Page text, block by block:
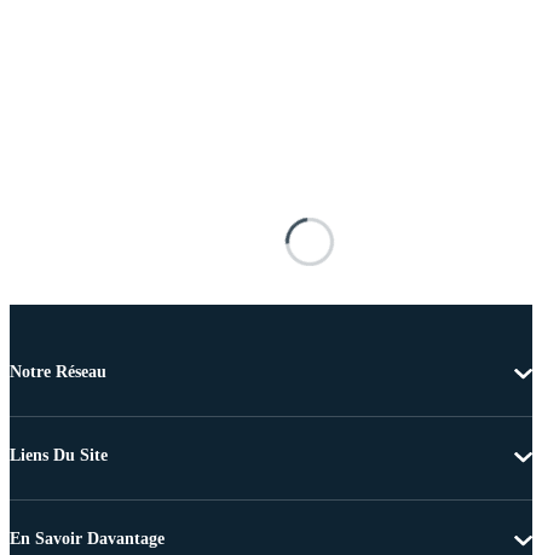
Notre Réseau
Liens Du Site
En Savoir Davantage